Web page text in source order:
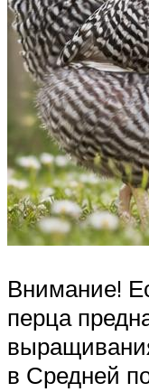
Внимание!
перца
в Средней